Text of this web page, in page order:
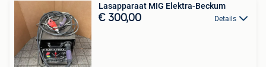
Lasapparaat MIG Elektra-Beckum
€ 300,00 Details